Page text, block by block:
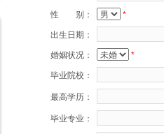
性 别： *
出生日期：
婚姻状况： *
毕业院校：
最高学历：
毕业专业：